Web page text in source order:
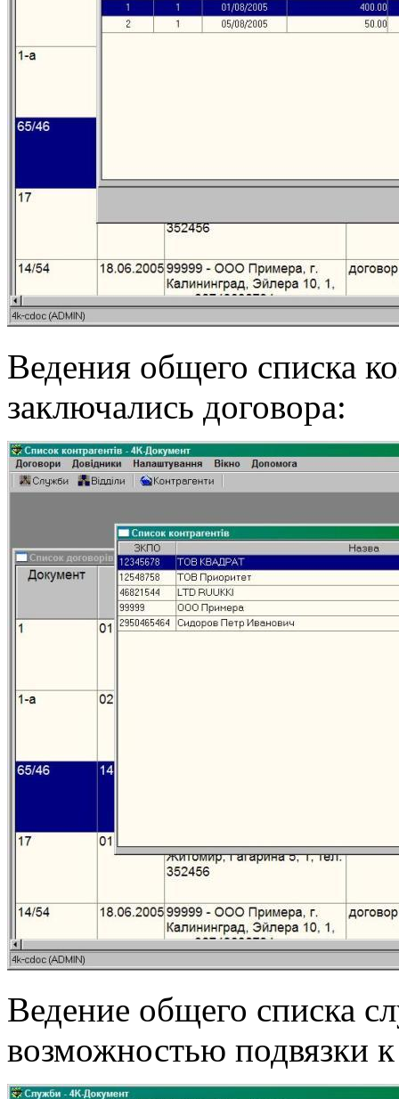
Ведения общего списка
заключались договора:
Ведение общего списка
возможностью подвязки